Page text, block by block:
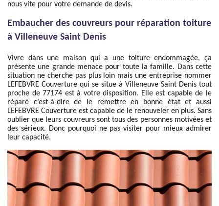
nous vite pour votre demande de devis.
Embaucher des couvreurs pour réparation toiture
à Villeneuve Saint Denis
Vivre dans une maison qui a une toiture endommagée, ça
présente une grande menace pour toute la famille. Dans cette
situation ne cherche pas plus loin mais une entreprise nommer
LEFEBVRE Couverture qui se situe à Villeneuve Saint Denis tout
proche de 77174 est à votre disposition. Elle est capable de le
réparé c’est-à-dire de le remettre en bonne état et aussi
LEFEBVRE Couverture est capable de le renouveler en plus. Sans
oublier que leurs couvreurs sont tous des personnes motivées et
des sérieux. Donc pourquoi ne pas visiter pour mieux admirer
leur capacité.